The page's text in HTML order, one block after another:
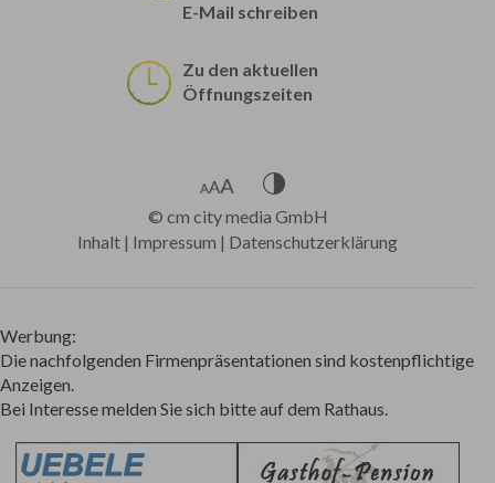
E-Mail schreiben
Zu den aktuellen
Öffnungszeiten
© cm city media GmbH
Inhalt | Impressum | Datenschutzerklärung
Werbung:
Die nachfolgenden Firmenpräsentationen sind kostenpflichtige
Anzeigen.
Bei Interesse melden Sie sich bitte auf dem Rathaus.